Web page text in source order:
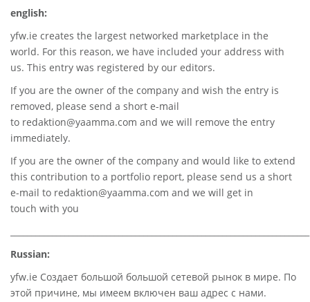
english:
yfw.ie creates the largest networked marketplace in the
world. For this reason, we have included your address with
us. This entry was registered by our editors.
If you are the owner of the company and wish the entry is
removed, please send a short e-mail
to redaktion@yaamma.com and we will remove the entry
immediately.
If you are the owner of the company and would like to extend
this contribution to a portfolio report, please send us a short
e-mail to redaktion@yaamma.com and we will get in
touch with you
Russian:
yfw.ie Создает большой большой сетевой рынок в мире. По
этой причине, мы имеем включен ваш адрес с нами.